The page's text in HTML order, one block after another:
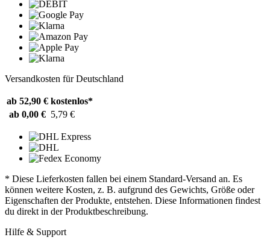
Versandkosten für Deutschland
ab 52,90 € kostenlos*
ab 0,00 € 5,79 €
* Diese Lieferkosten fallen bei einem Standard-Versand an. Es
können weitere Kosten, z. B. aufgrund des Gewichts, Größe oder
Eigenschaften der Produkte, entstehen. Diese Informationen findest
du direkt in der Produktbeschreibung.
Hilfe & Support